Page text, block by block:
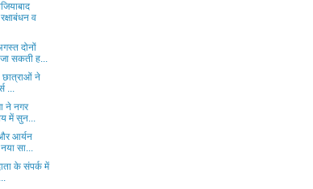
व
दोनों
जा सकती ह...
छात्राओं ने
...
ने नगर
में सुन...
आर्यन
सा...
के संपर्क में